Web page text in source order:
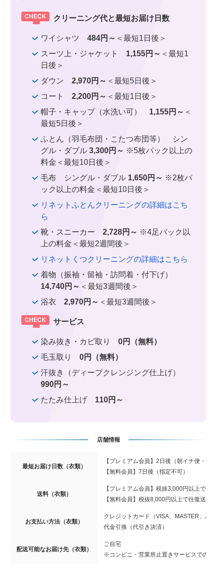
クリーニング代と最短お届け日数
ワイシャツ484円～ ＜最短1日後＞
スーツ上・ジャケット 1,155円～ ＜最短1
日後＞
ダウン2,970円～ ＜最短5日後＞
コート2,200円～ ＜最短1日後＞
帽子・キャップ（水洗い可） 1,155円～ ＜
最短5日後＞
ふとん（羽毛布団・こたつ布団等） シン
グル・ダブル3,300円～ ※5枚パック以上の
料金＜最短10日後＞
毛布 シングル・ダブル 1,650円～ ※2枚パ
ック以上の料金＜最短10日後＞
リネットふとんクリーニングの詳細はこち
ら
靴・スニーカー2,728円～ ※4足パック以
上の料金＜最短2週間後＞
リネットくつクリーニングの詳細はこちら
着物（振袖・留袖・訪問着・付下げ）
14,740円～ ＜最短3週間後＞
浴衣2,970円～ ＜最短3週間後＞
サービス
染み抜き・カビ取り0円（無料）
毛玉取り0円（無料）
汗抜き（ディープクレンジング仕上げ）
990円～
たたみ仕上げ 110円～
店舗情報
最短お届け日数（衣類）
【プレミアム会員】2日後（朝イチ便・夜
【無料会員】7日後（指定不可）
送料（衣類）
【プレミアム会員】税抜3,000円以上で往
【無料会員】税抜8,000円以上で往復送料
お支払い方法（衣類）
クレジットカード（VISA、MASTER、
代金引換（代引き決済）
配送可能なお届け先（衣類）
ご自宅
※コンビニ・営業所止置きサービスでの受